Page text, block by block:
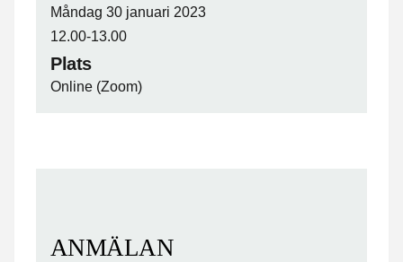
Måndag 30 januari 2023
12.00-13.00
Plats
Online (Zoom)
ANMÄLAN